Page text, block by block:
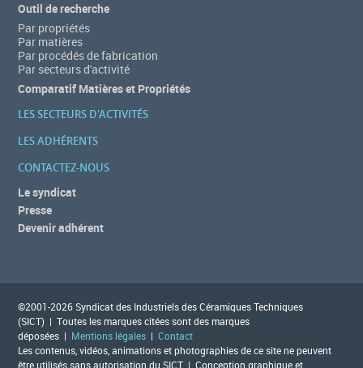
Outil de recherche
Par propriétés
Par matières
Par procédés de fabrication
Par secteurs d'activité
Comparatif Matières et Propriétés
LES SECTEURS D'ACTIVITÉS
LES ADHÉRENTS
CONTACTEZ-NOUS
Le syndicat
Presse
Devenir adhérent
©2001-2026 Syndicat des Industriels des Céramiques Techniques
(SICT) | Toutes les marques citées sont des marques
déposées | Mentions légales |Contact
Les contenus, vidéos, animations et photographies de ce site ne peuvent
être utilisés sans autorisation du SICT | Conception graphique et